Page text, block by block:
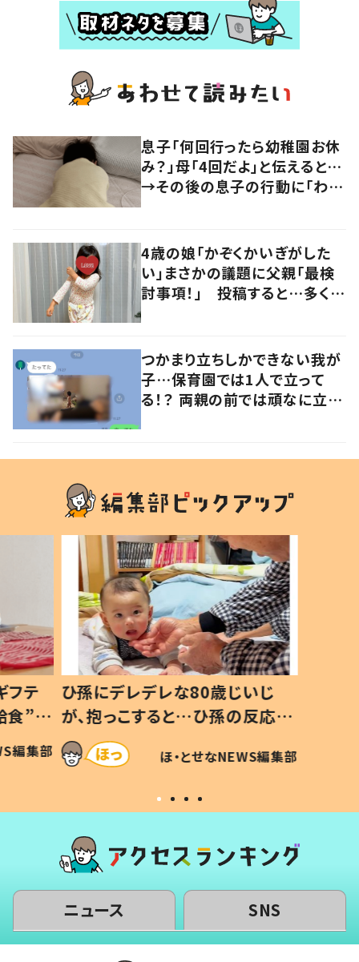
息子「何回行ったら幼稚園お休
み？」母「4回だよ」と伝えると…
→その後の息子の行動に「わか
4歳の娘「かぞくかいぎがした
い」まさかの議題に父親「最検
討事項！」 投稿すると…多くの
つかまり立ちしかできない我が
子…保育園では1人で立って
る！？ 両親の前では頑なに立た
じ
応に
仕方な
編集部
生後8ヶ月で亡くなった息子 約
3年半後、当時の妻の日記に書い
てあった本音とは
ほ・とせなNEWS編集部
ニュース SNS